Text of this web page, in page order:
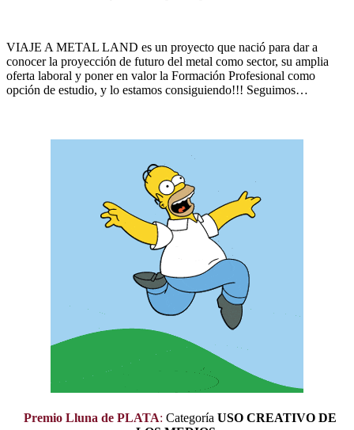
VIAJE A METAL LAND es un proyecto que nació para dar a
conocer la proyección de futuro del metal como sector, su amplia
oferta laboral y poner en valor la Formación Profesional como
opción de estudio, y lo estamos consiguiendo!!! Seguimos…
Premio Lluna de PLATA: Categoría USO CREATIVO DE